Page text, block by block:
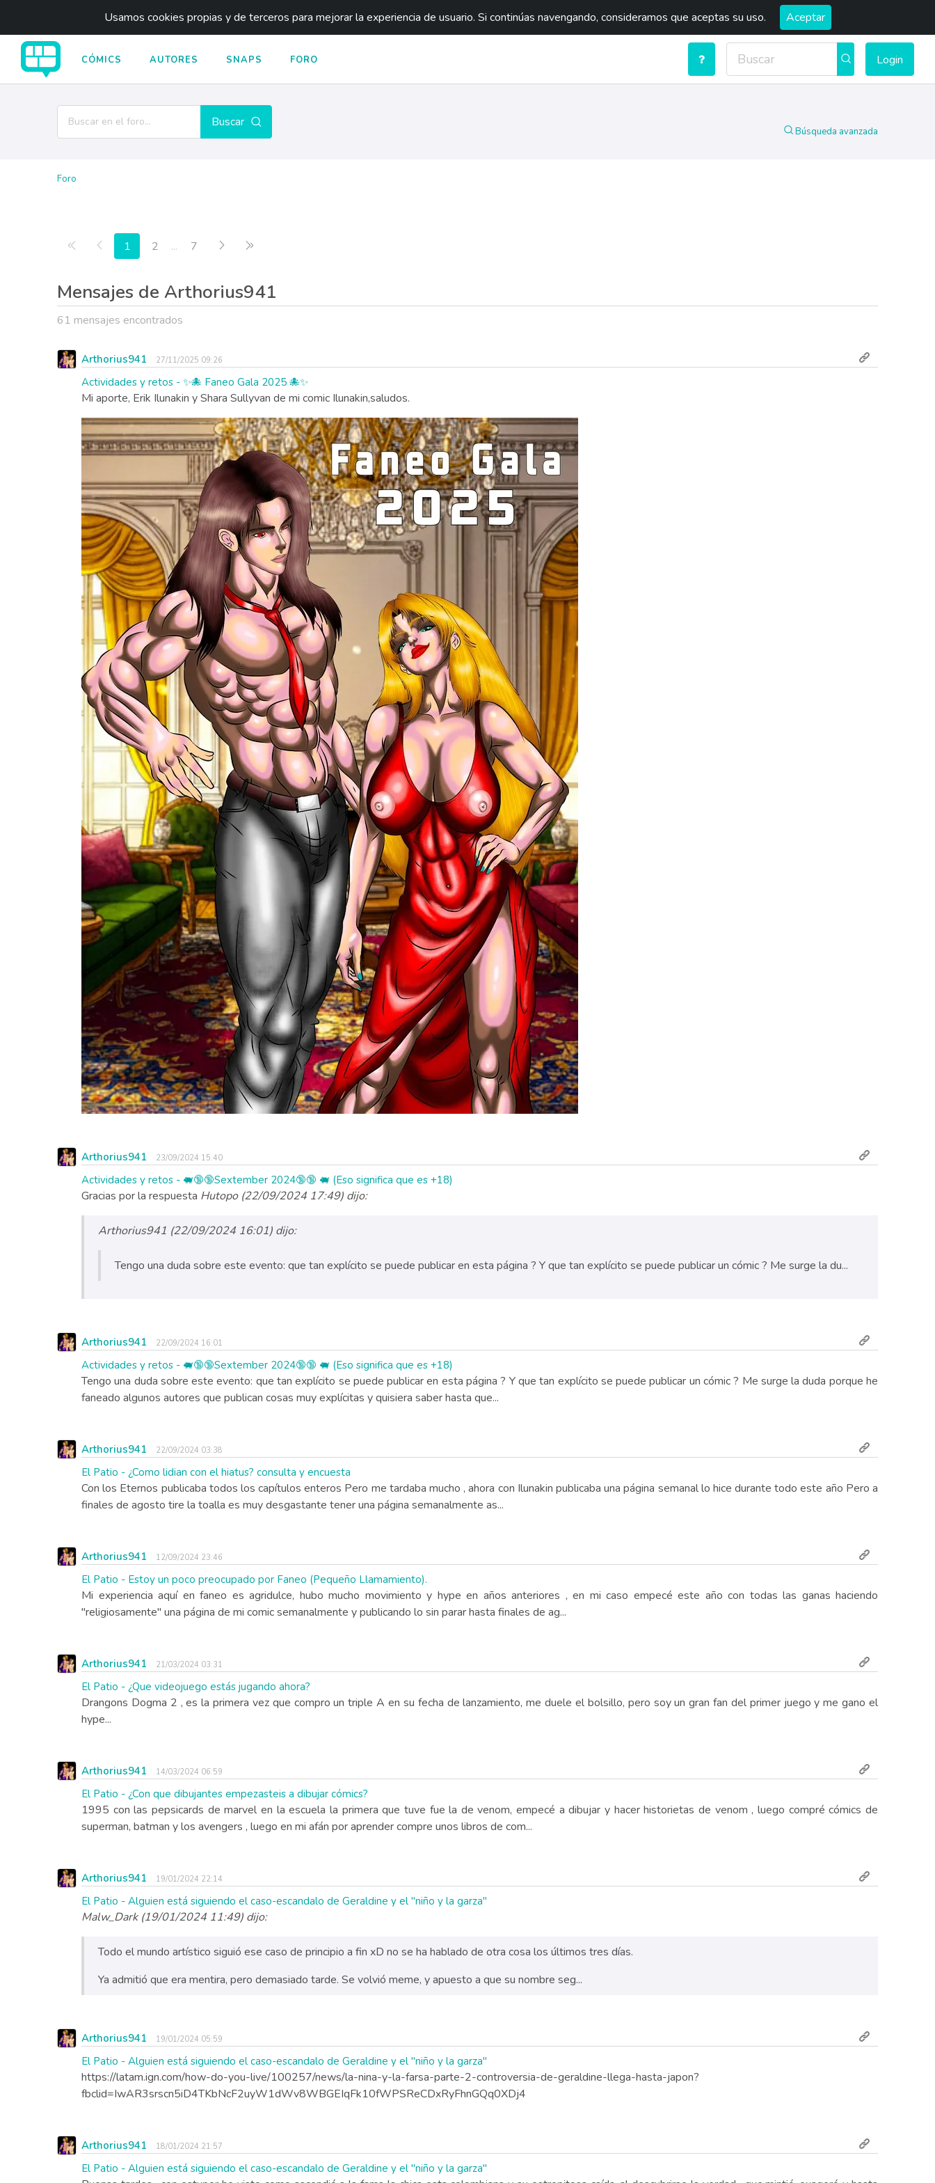
Usamos cookies propias y de terceros para mejorar la experiencia de usuario. Si continúas navengando, consideramos que aceptas su uso. Aceptar
CÓMICS AUTORES SNAPS FORO Login
Buscar
Búsqueda avanzada
Foro
Primera página
Anterior
1 2 ... 7 Siguiente
Mensajes de Arthorius941
61 mensajes encontrados
Arthorius941 27/11/2025 09:26
Actividades y retos - ✨🐙 Faneo Gala 2025 🐙✨
Mi aporte, Erik Ilunakin y Shara Sullyvan de mi comic Ilunakin,saludos.
Arthorius941 23/09/2024 15:40
Actividades y retos - 🐖🔞🔞Sextember 2024🔞🔞 🐖 (Eso significa que es +18)
Gracias por la respuesta Hutopo (22/09/2024 17:49) dijo:
Arthorius941 (22/09/2024 16:01) dijo:
Tengo una duda sobre este evento: que tan explícito se puede publicar en esta página ? Y que tan explícito se puede publicar un cómic ? Me surge la du...
Arthorius941 22/09/2024 16:01
Actividades y retos - 🐖🔞🔞Sextember 2024🔞🔞 🐖 (Eso significa que es +18)
Tengo una duda sobre este evento: que tan explícito se puede publicar en esta página ? Y que tan explícito se puede publicar un cómic ? Me surge la duda porque he
faneado algunos autores que publican cosas muy explícitas y quisiera saber hasta que...
Arthorius941 22/09/2024 03:38
El Patio - ¿Como lidian con el hiatus? consulta y encuesta
Con los Eternos publicaba todos los capítulos enteros Pero me tardaba mucho , ahora con Ilunakin publicaba una página semanal lo hice durante todo este año Pero a
finales de agosto tire la toalla es muy desgastante tener una página semanalmente as...
Arthorius941 12/09/2024 23:46
El Patio - Estoy un poco preocupado por Faneo (Pequeño Llamamiento).
Mi experiencia aquí en faneo es agridulce, hubo mucho movimiento y hype en años anteriores , en mi caso empecé este año con todas las ganas haciendo
"religiosamente" una página de mi comic semanalmente y publicando lo sin parar hasta finales de ag...
Arthorius941 21/03/2024 03:31
El Patio - ¿Que videojuego estás jugando ahora?
Drangons Dogma 2 , es la primera vez que compro un triple A en su fecha de lanzamiento, me duele el bolsillo, pero soy un gran fan del primer juego y me gano el
hype...
Arthorius941 14/03/2024 06:59
El Patio - ¿Con que dibujantes empezasteis a dibujar cómics?
1995 con las pepsicards de marvel en la escuela la primera que tuve fue la de venom, empecé a dibujar y hacer historietas de venom , luego compré cómics de
superman, batman y los avengers , luego en mi afán por aprender compre unos libros de com...
Arthorius941 19/01/2024 22:14
El Patio - Alguien está siguiendo el caso-escandalo de Geraldine y el "niño y la garza"
Malw_Dark (19/01/2024 11:49) dijo:
Todo el mundo artístico siguió ese caso de principio a fin xD no se ha hablado de otra cosa los últimos tres días.
Ya admitió que era mentira, pero demasiado tarde. Se volvió meme, y apuesto a que su nombre seg...
Arthorius941 19/01/2024 05:59
El Patio - Alguien está siguiendo el caso-escandalo de Geraldine y el "niño y la garza"
https://latam.ign.com/how-do-you-live/100257/news/la-nina-y-la-farsa-parte-2-controversia-de-geraldine-llega-hasta-japon?
fbclid=IwAR3srscn5iD4TKbNcF2uyW1dWv8WBGEIqFk10fWPSReCDxRyFhnGQq0XDj4
Arthorius941 18/01/2024 21:57
El Patio - Alguien está siguiendo el caso-escandalo de Geraldine y el "niño y la garza"